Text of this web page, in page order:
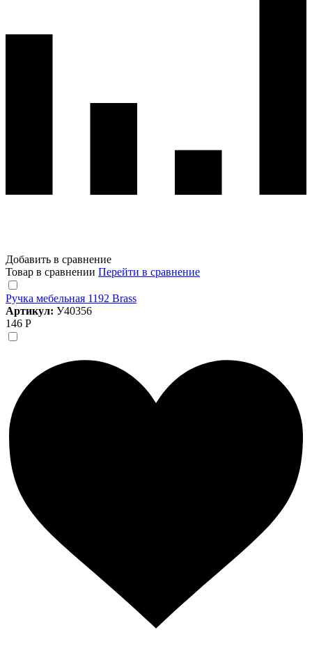
Добавить в сравнение
Товар в сравнении Перейти в сравнение
Ручка мебельная 1192 Brass
Артикул: У40356
146 Р